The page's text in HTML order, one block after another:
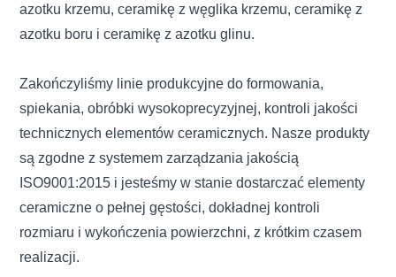
azotku krzemu, ceramikę z węglika krzemu, ceramikę z
azotku boru i ceramikę z azotku glinu.
Zakończyliśmy linie produkcyjne do formowania,
spiekania, obróbki wysokoprecyzyjnej, kontroli jakości
technicznych elementów ceramicznych. Nasze produkty
są zgodne z systemem zarządzania jakością
ISO9001:2015 i jesteśmy w stanie dostarczać elementy
ceramiczne o pełnej gęstości, dokładnej kontroli
rozmiaru i wykończenia powierzchni, z krótkim czasem
realizacji.